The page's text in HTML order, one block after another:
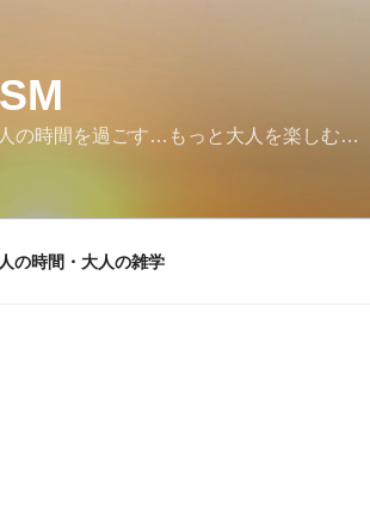
の時間を過ごす…もっと大人を楽しむ…
の時間・大人の雑学